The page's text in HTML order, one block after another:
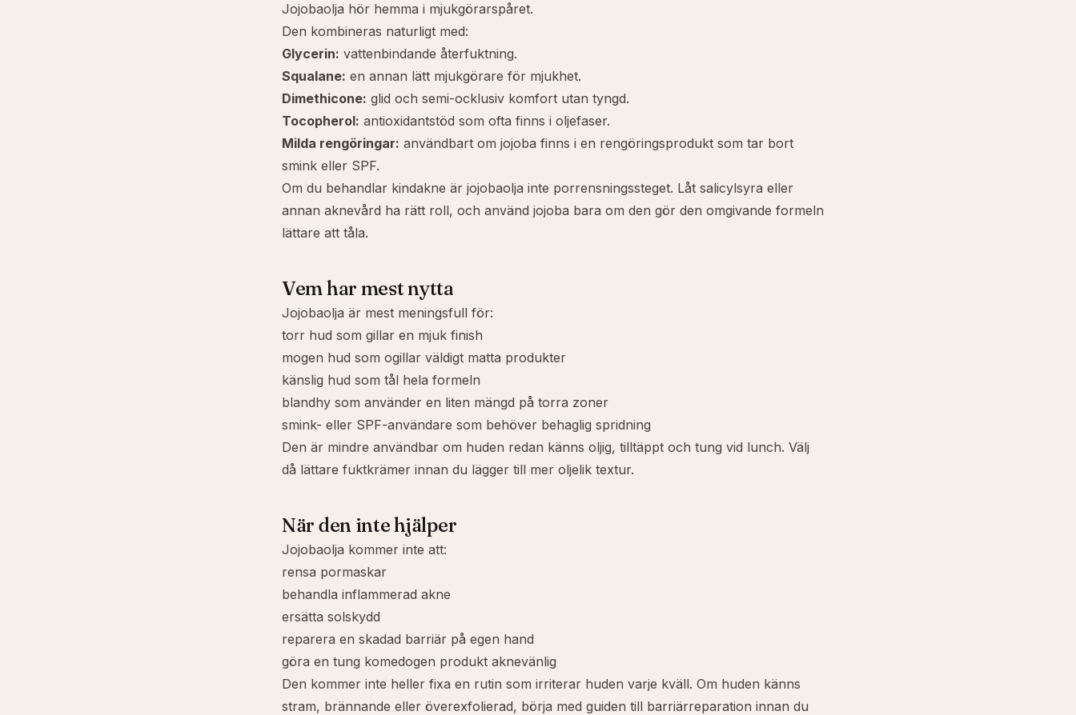
Jojobaolja hör hemma i mjukgörarspåret.
Den kombineras naturligt med:
Glycerin: vattenbindande återfuktning.
Squalane: en annan lätt mjukgörare för mjukhet.
Dimethicone: glid och semi-ocklusiv komfort utan tyngd.
Tocopherol: antioxidantstöd som ofta finns i oljefaser.
Milda rengöringar: användbart om jojoba finns i en rengöringsprodukt som tar bort
smink eller SPF.
Om du behandlar kindakne är jojobaolja inte porrensningssteget. Låt salicylsyra eller
annan aknevård ha rätt roll, och använd jojoba bara om den gör den omgivande formeln
lättare att tåla.
Vem har mest nytta
Jojobaolja är mest meningsfull för:
torr hud som gillar en mjuk finish
mogen hud som ogillar väldigt matta produkter
känslig hud som tål hela formeln
blandhy som använder en liten mängd på torra zoner
smink- eller SPF-användare som behöver behaglig spridning
Den är mindre användbar om huden redan känns oljig, tilltäppt och tung vid lunch. Välj
då lättare fuktkrämer innan du lägger till mer oljelik textur.
När den inte hjälper
Jojobaolja kommer inte att:
rensa pormaskar
behandla inflammerad akne
ersätta solskydd
reparera en skadad barriär på egen hand
göra en tung komedogen produkt aknevänlig
Den kommer inte heller fixa en rutin som irriterar huden varje kväll. Om huden känns
stram, brännande eller överexfolierad, börja med guiden till barriärreparation innan du